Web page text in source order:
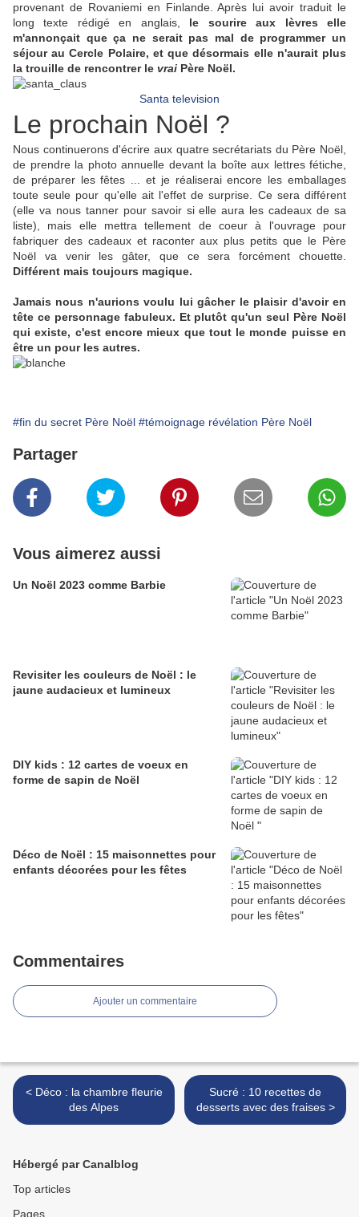
provenant de Rovaniemi en Finlande. Après lui avoir traduit le
long texte rédigé en anglais,
le sourire aux lèvres elle
m'annonçait que ça ne serait pas mal de programmer un
séjour au Cercle Polaire, et que désormais elle n'aurait plus
la trouille de rencontrer le vrai Père Noël.
Santa television
Le prochain Noël ?
Nous continuerons d'écrire aux quatre secrétariats du Père Noël,
de prendre la photo annuelle devant la boîte aux lettres fétiche,
de préparer les fêtes ... et je réaliserai encore les emballages
toute seule pour qu'elle ait l'effet de surprise. Ce sera différent
(elle va nous tanner pour savoir si elle aura les cadeaux de sa
liste), mais elle mettra tellement de coeur à l'ouvrage pour
fabriquer des cadeaux et raconter aux plus petits que le Père
Noël va venir les gâter, que ce sera forcément chouette.
Différent mais toujours magique.
Jamais nous n'aurions voulu lui gâcher le plaisir d'avoir en
tête ce personnage fabuleux. Et plutôt qu'un seul Père Noël
qui existe, c'est encore mieux que tout le monde puisse en
être un pour les autres.
#fin du secret Père Noël #témoignage révélation Père Noël
Partager
Vous aimerez aussi
Un Noël 2023 comme Barbie
Revisiter les couleurs de Noël : le
jaune audacieux et lumineux
DIY kids : 12 cartes de voeux en
forme de sapin de Noël
Déco de Noël : 15 maisonnettes pour
enfants décorées pour les fêtes
Commentaires
Ajouter un commentaire
< Déco : la chambre fleurie
des Alpes
Sucré : 10 recettes de
desserts avec des fraises >
Hébergé par Canalblog
Top articles
Pages